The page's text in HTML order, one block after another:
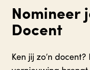
Nomineer
Docent
Ken jij zo’n